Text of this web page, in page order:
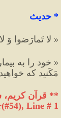
* حدیث
« لا تَمارَضوا وَ
مَکَنید که
** قرآن
), Line # 1